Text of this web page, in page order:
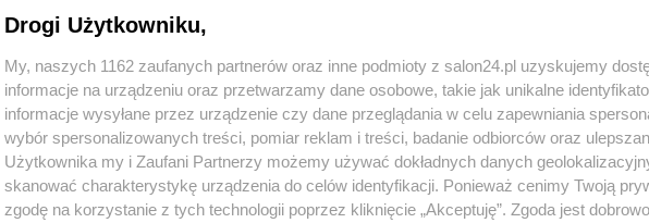
« WRÓĆ DO NOTKI
Polityka Gospodarka
Drogi Użytkowniku,
My, naszych 1162 zaufanych partnerów oraz inne podmioty z salon24.pl uzyskujemy
informacje na urządzeniu oraz przetwarzamy dane osobowe, takie jak unikalne
informacje wysyłane przez urządzenie czy dane przeglądania w celu zapewniania
wybór spersonalizowanych treści, pomiar reklam i treści, badanie odbiorców oraz
Użytkownika my i Zaufani Partnerzy możemy używać dokładnych danych
skanować charakterystykę urządzenia do celów identyfikacji. Ponieważ cenimy Twoją
zgodę na korzystanie z tych technologii poprzez kliknięcie „Akceptuję”. Zgoda jest